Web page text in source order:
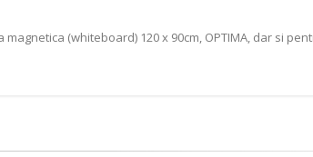
(whiteboard) 120 x 90cm, OPTIMA, dar si